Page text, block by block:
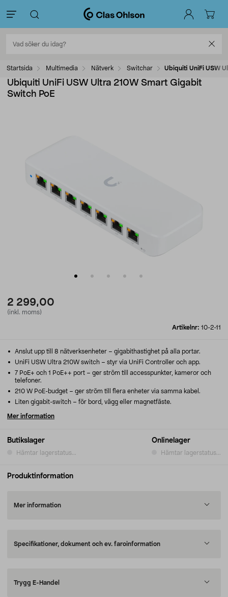
Startsida Multimedia Nätverk Switchar Ubiquiti UniFi USW
Ubiquiti UniFi USW Ultra 210W Smart Gigabit
Switch PoE
2 299,00
(inkl. moms)
Artikelnr: 10-2-11
Butikslager
Hämtar lagerstatus...
Onlinelager
Hämtar lagerstatus...
Anslut upp till 8 nätverksenheter – gigabithastighet på alla portar.
UniFi USW Ultra 210W switch – styr via UniFi Controller och app.
7 PoE+ och 1 PoE++ port – ger ström till accesspunkter, kameror och
telefoner.
210 W PoE-budget – ger ström till flera enheter via samma kabel.
Liten gigabit-switch – för bord, vägg eller magnetfäste.
Mer information
Produktinformation
Mer information
Specifikationer, dokument och ev. faroinformation
Trygg E-Handel